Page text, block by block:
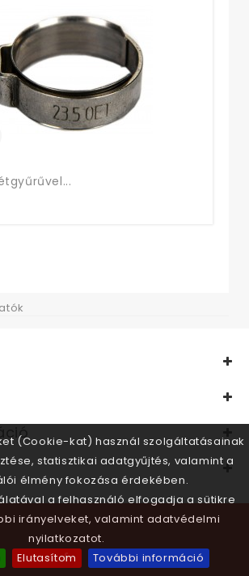
(Cookie-kat) használ szolgáltatásainak
statisztikai adatgyűjtés, valamint a
élmény fokozása érdekében.
a felhasználó elfogadja a sütikre
irányelveket, valamint adatvédelmi
nyilatkozatot.
Elutasítom További információ